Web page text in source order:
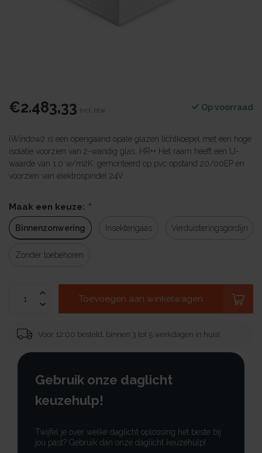
€2.483,33 Incl. btw Op voorraad
iWindow2 is een opengaand opale glazen lichtkoepel met een hoge
isolatie voorzien van 2-wandig glas. HR++ Het raam heeft een U-
waarde van 1.0 w/m2K. gemonteerd op pvc opstand 20/00EP en
voorzien van elektrospindel 24V.
Maak een keuze: *
Binnenzonwering Insektengaas Verduisteringsgordijn
Zonder toebehoren
Toevoegen aan winkelwagen
Voor 12:00 besteld, binnen 3 tot 5 werkdagen in huis!
Gebruik onze daglicht
keuzehulp!
Twijfel je over welke daglicht oplossing het beste bij
jou past? Gebruik dan onze daglicht keuzehulp!